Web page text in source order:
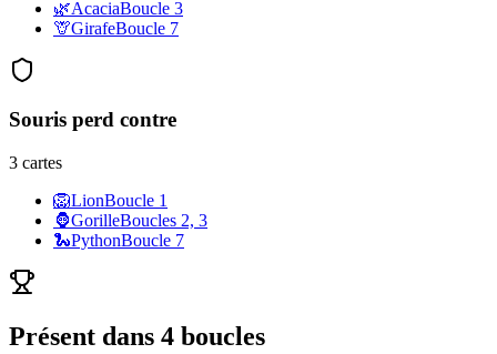
🌿AcaciaBoucle 3
🦒GirafeBoucle 7
Souris perd contre
3 cartes
🦁LionBoucle 1
🦍GorilleBoucles 2, 3
🐍PythonBoucle 7
Présent dans 4 boucles